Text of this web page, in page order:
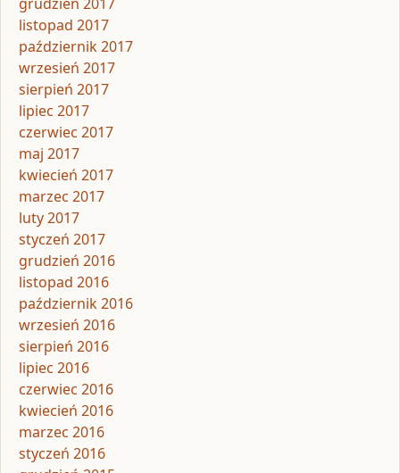
listopad 2017
październik 2017
wrzesień 2017
sierpień 2017
lipiec 2017
czerwiec 2017
maj 2017
kwiecień 2017
marzec 2017
luty 2017
styczeń 2017
grudzień 2016
listopad 2016
październik 2016
wrzesień 2016
sierpień 2016
lipiec 2016
czerwiec 2016
kwiecień 2016
marzec 2016
styczeń 2016